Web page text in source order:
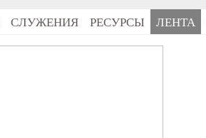
СЛУЖЕНИЯ РЕСУРСЫ ЛЕНТА